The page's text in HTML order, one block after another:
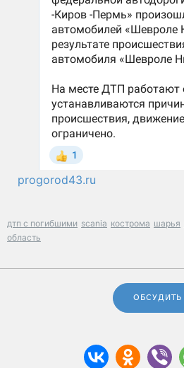
progorod43.ru
дтп с погибшими scania кострома шарья
область
ОБСУДИТЬ